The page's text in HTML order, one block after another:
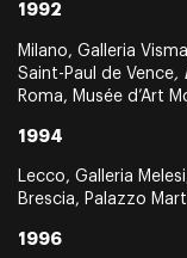
1992
Milano, Galleria
Saint-Paul de Vence,
Roma, Musée d’Art
1994
Lecco, Galleria
Brescia, Palazzo
1996